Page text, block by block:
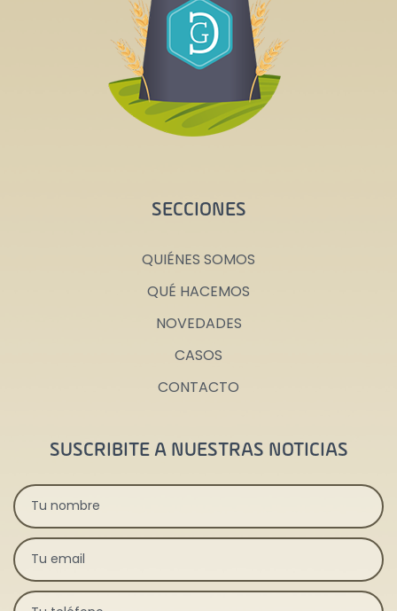
SECCIONES
QUIÉNES SOMOS
QUÉ HACEMOS
NOVEDADES
CASOS
CONTACTO
SUSCRIBITE A NUESTRAS NOTICIAS